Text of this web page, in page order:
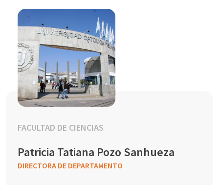
FACULTAD DE CIENCIAS
Patricia Tatiana Pozo Sanhueza
DIRECTORA DE DEPARTAMENTO